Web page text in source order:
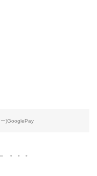
)GooglePay